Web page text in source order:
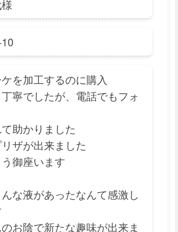
を加工するのに購入
寧でしたが、電話でもフォ
助かりました
ザが出来ました
御座います
な液があったなんて感激し
お陰で新たな趣味が出来ま